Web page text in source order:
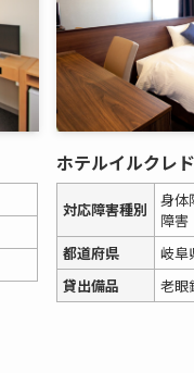
ホテルイルクレ
対応障害種別
身体
障害
都道府県
岐阜
貸出備品
老眼